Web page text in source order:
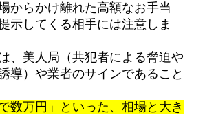
からかけ離れた高額なお手当
示してくる相手には注意しま
、美人局（共犯者による脅迫や
導）や業者のサインであること
数万円」といった、相場と大き